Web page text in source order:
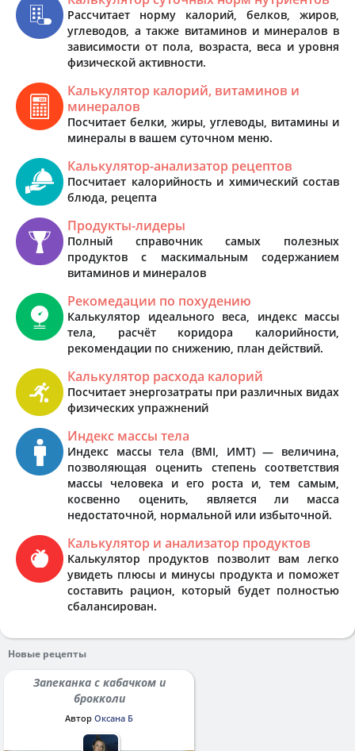
Рассчитает норму калорий, белков, жиров,
углеводов, а также витаминов и минералов в
зависимости от пола, возраста, веса и уровня
физической активности.
Калькулятор калорий, витаминов и
минералов
Посчитает белки, жиры, углеводы, витамины и
минералы в вашем суточном меню.
Калькулятор-анализатор рецептов
Посчитает калорийность и химический состав
блюда, рецепта
Продукты-лидеры
Полный справочник самых полезных
продуктов с маскимальным содержанием
витаминов и минералов
Рекомедации по похудению
Калькулятор идеального веса, индекс массы
тела, расчёт коридора калорийности,
рекомендации по снижению, план действий.
Калькулятор расхода калорий
Посчитает энергозатраты при различных видах
физических упражнений
Индекс массы тела
Индекс массы тела (BMI, ИМТ) — величина,
позволяющая оценить степень соответствия
массы человека и его роста и, тем самым,
косвенно оценить, является ли масса
недостаточной, нормальной или избыточной.
Калькулятор и анализатор продуктов
Калькулятор продуктов позволит вам легко
увидеть плюсы и минусы продукта и поможет
составить рацион, который будет полностью
сбалансирован.
Новые рецепты
Запеканка с кабачком и
брокколи
Автор Оксана Б